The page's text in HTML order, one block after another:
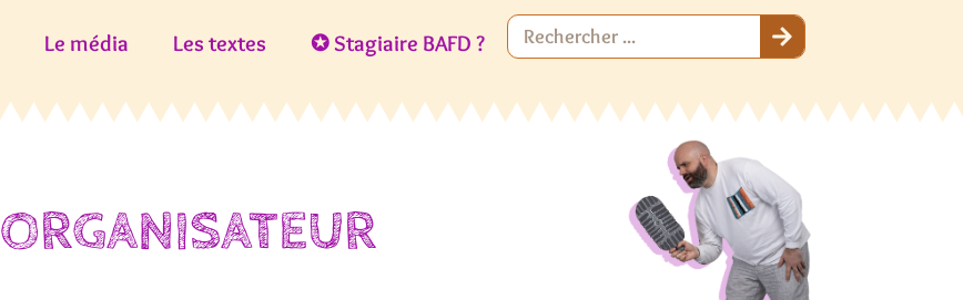
Le média Les textes ✪ Stagiaire BAFD ?
ORGANISATEUR